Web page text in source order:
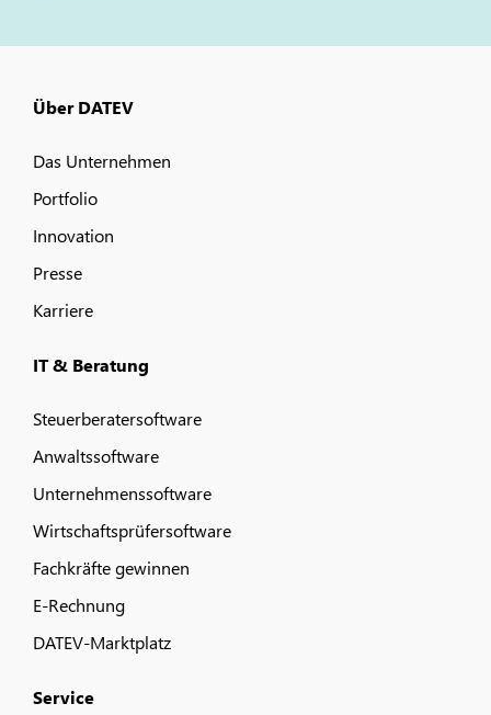
Über DATEV
Das Unternehmen
Portfolio
Innovation
Presse
Karriere
IT & Beratung
Steuerberatersoftware
Anwaltssoftware
Unternehmenssoftware
Wirtschaftsprüfersoftware
Fachkräfte gewinnen
E-Rechnung
DATEV-Marktplatz
Service